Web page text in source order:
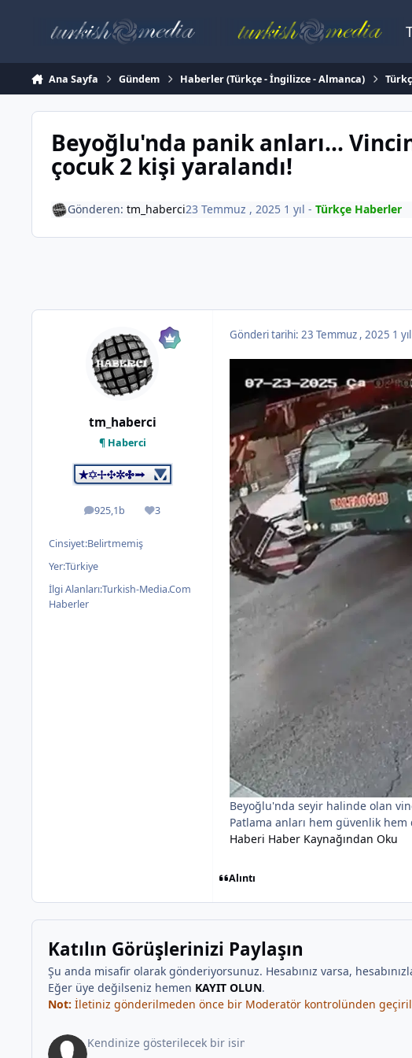
Ana Sayfa Gündem Haberler (Türkçe - İngilizce - Almanca)
Beyoğlu'nda panik anları...
çocuk 2 kişi yaralandı!
Gönderen: tm_haberci23 Temmuz , 2025 1 yıl - Türkçe Haberler
tm_haberci
¶ Haberci
925,1b
ileti 3
İtibar
Cinsiyet:Belirtmemiş
Yer:Türkiye
İlgi Alanları:Turkish-Media.Com
Haberler
Gönderi tarihi: 23 Temmuz , 2025 1 yıl
Beyoğlu'nda seyir halinde olan
Patlama anları hem güvenlik hem
Haberi Haber Kaynağından Oku
Alıntı
Katılın Görüşlerinizi Paylaşın
Şu anda misafir olarak gönderiyorsunuz. Hesabınız varsa,
Eğer üye değilseniz hemen KAYIT OLUN.
Not: İletiniz gönderilmeden önce bir Moderatör kontrolünden